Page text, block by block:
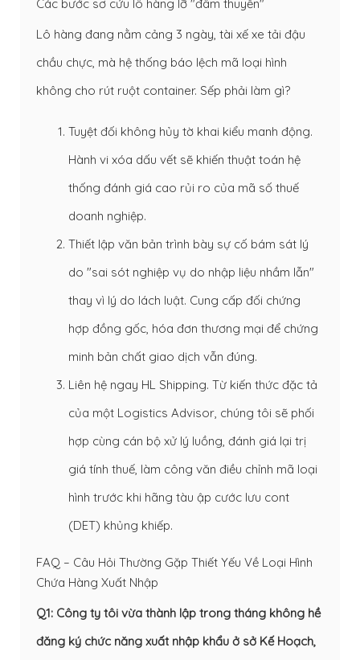
Các bước sơ cứu lô hàng lỡ "đâm thuyền"
Lô hàng đang nằm cảng 3 ngày, tài xế xe tải đậu
chầu chực, mà hệ thống báo lệch mã loại hình
không cho rút ruột container. Sếp phải làm gì?
Tuyệt đối không hủy tờ khai kiểu manh động.
Hành vi xóa dấu vết sẽ khiến thuật toán hệ
thống đánh giá cao rủi ro của mã số thuế
doanh nghiệp.
Thiết lập văn bản trình bày sự cố bám sát lý
do "sai sót nghiệp vụ do nhập liệu nhầm lẫn"
thay vì lý do lách luật. Cung cấp đối chứng
hợp đồng gốc, hóa đơn thương mại để chứng
minh bản chất giao dịch vẫn đúng.
Liên hệ ngay HL Shipping. Từ kiến thức đặc tả
của một Logistics Advisor, chúng tôi sẽ phối
hợp cùng cán bộ xử lý luồng, đánh giá lại trị
giá tính thuế, làm công văn điều chỉnh mã loại
hình trước khi hãng tàu ập cước lưu cont
(DET) khủng khiếp.
FAQ – Câu Hỏi Thường Gặp Thiết Yếu Về Loại Hình
Chứa Hàng Xuất Nhập
Q1: Công ty tôi vừa thành lập trong tháng không hề
đăng ký chức năng xuất nhập khẩu ở sở Kế Hoạch,